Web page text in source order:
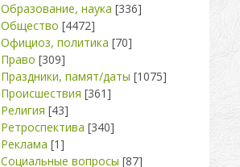
Образование, наука [336]
Общество [4472]
Официоз, политика [70]
Право [309]
Праздники, памят/даты [1075]
Происшествия [361]
Религия [43]
Ретроспектива [340]
Реклама [1]
Социальные вопросы [87]